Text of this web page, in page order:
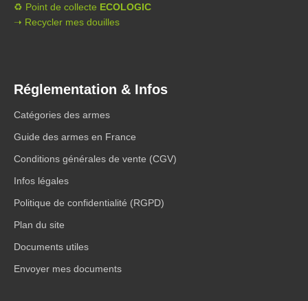
♻️ Point de collecte ECOLOGIC
➝ Recycler mes douilles
Réglementation & Infos
Catégories des armes
Guide des armes en France
Conditions générales de vente (CGV)
Infos légales
Politique de confidentialité (RGPD)
Plan du site
Documents utiles
Envoyer mes documents